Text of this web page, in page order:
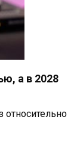
а в 2028
относительно